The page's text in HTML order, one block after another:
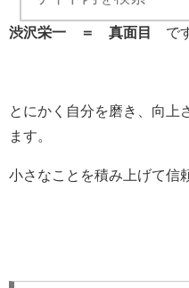
渋沢栄一 ＝ 真面目 で
とにかく自分を磨き、向上
ます。
小さなことを積み上げて信